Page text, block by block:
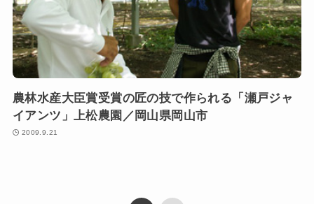
農林水産大臣賞受賞の匠の技で作られる「瀬戸ジャ
イアンツ」上松農園／岡山県岡山市
2009.9.21